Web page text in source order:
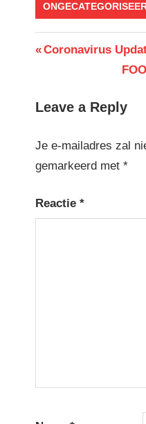
Previous
Coronavirus
Next
Leave a Reply
Je e-mailadres zal
gemarkeerd met *
Reactie *